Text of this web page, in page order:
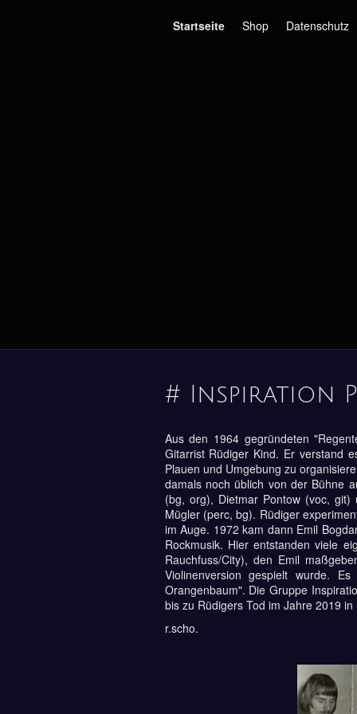
Startseite Shop Datenschutz
# Inspiration
Aus den 1964 gegründeten
Gitarrist Rüdiger Kind. Er verstand
Plauen und Umgebung zu
damals noch üblich von der Bühne
(bg, org), Dietmar Pontow (voc,
Mügler (perc, bg). Rüdiger
im Auge. 1972 kam dann Emil
Rockmusik. Hier entstanden viele
Rauchfuss/City), den Emil
Violinenversion gespielt wurde.
Orangenbaum". Die Gruppe
bis zu Rüdigers Tod im Jahre 2019 in
r.scho.